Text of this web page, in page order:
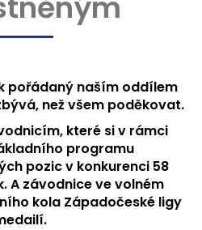
pořádaný naším oddílem
než všem poděkovat.
které si v rámci
programu
pozic v konkurenci 58
A závodnice ve volném
kola Západočeské ligy